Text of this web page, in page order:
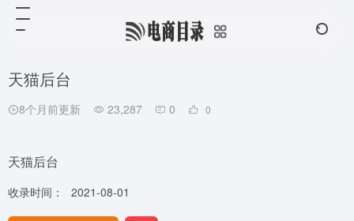
天猫后台
8个月前更新 23,287 0 0
天猫后台
收录时间： 2021-08-01